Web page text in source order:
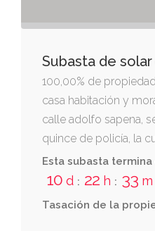
Subasta de
100,00% de
casa habitación y
calle adolfo sapena,
quince de policía, la
tres pisos.- ocupa
frontera por su parte
calle de adolfo
detrás dando al
Esta subasta termina
10 d : 22 h : 33 m
Tasación de la